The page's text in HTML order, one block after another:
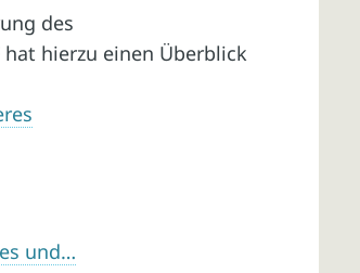
des
hierzu einen Überblick
und…